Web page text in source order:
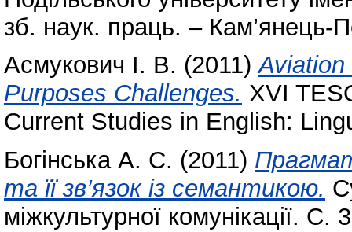
зб. наук. праць. – Кам’янець-
Асмукович І. В. (2011)
Purposes Challenges. XVI
Current Studies in English:
Богінська А. С. (2011)
та її зв’язок із семантикою.
міжкультурної комунікації. С.